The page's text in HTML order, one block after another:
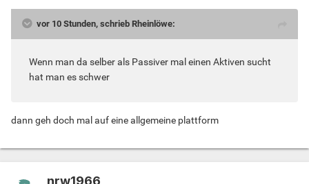
vor 10 Stunden, schrieb Rheinlöwe:
Wenn man da selber als Passiver mal einen Aktiven sucht
hat man es schwer
dann geh doch mal auf eine allgemeine plattform